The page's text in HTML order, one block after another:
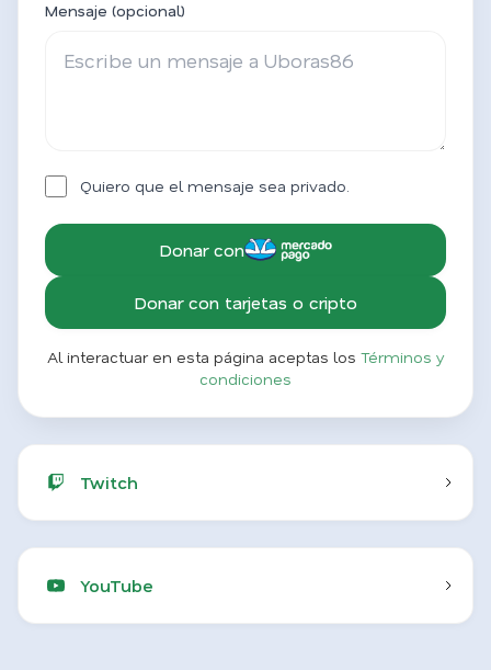
Mensaje (opcional)
Quiero que el mensaje sea privado.
Donar con
Donar con tarjetas o cripto
Al interactuar en esta página aceptas los Términos y
condiciones
Twitch
YouTube